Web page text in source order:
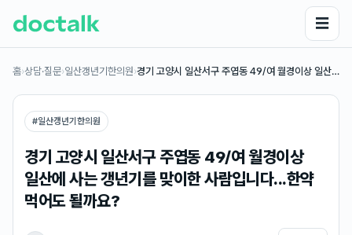
☰
홈›상담·질문›일산갱년기한의원›경기 고양시 일산서구 주엽동 49/여 월경이상 일산…
#일산갱년기한의원
경기 고양시 일산서구 주엽동 49/여 월경이상
일산에 사는 갱년기를 맞이한 사람입니다...한약
먹어도 될까요?